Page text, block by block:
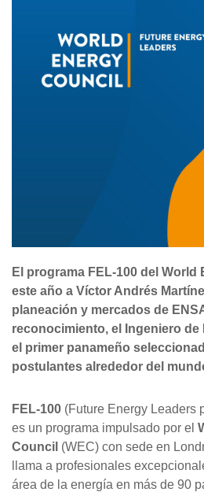
El programa FEL-100 del
este año a Víctor Andrés
planeación y mercados de
reconocimiento, el Ingeniero de
el primer panameño
postulantes alrededor del
FEL-100 (Future Energy Leaders
es un programa impulsado por el
Council (WEC) con sede en
llama a profesionales
área de la energía en más de 90